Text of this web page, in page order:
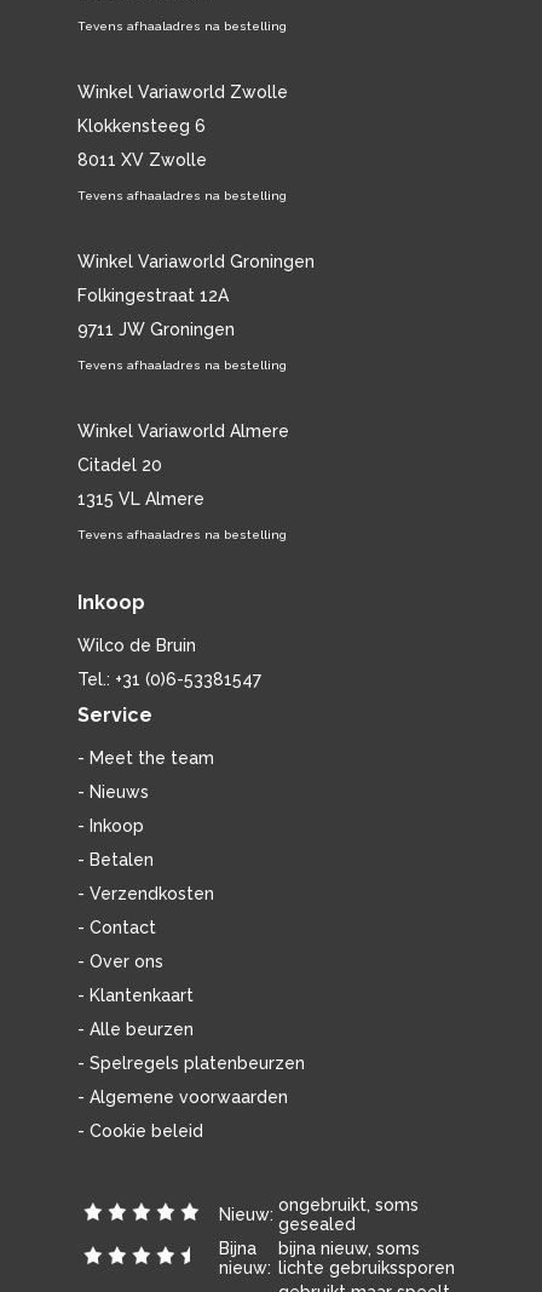
Tevens afhaaladres na bestelling
Winkel Variaworld Zwolle
Klokkensteeg 6
8011 XV Zwolle
Tevens afhaaladres na bestelling
Winkel Variaworld Groningen
Folkingestraat 12A
9711 JW Groningen
Tevens afhaaladres na bestelling
Winkel Variaworld Almere
Citadel 20
1315 VL Almere
Tevens afhaaladres na bestelling
Inkoop
Wilco de Bruin
Tel.: +31 (0)6-53381547
Service
- Meet the team
- Nieuws
- Inkoop
- Betalen
- Verzendkosten
- Contact
- Over ons
- Klantenkaart
- Alle beurzen
- Spelregels platenbeurzen
- Algemene voorwaarden
- Cookie beleid
Nieuw: ongebruikt, soms
gesealed
Bijna
nieuw:
bijna nieuw, soms
lichte gebruikssporen